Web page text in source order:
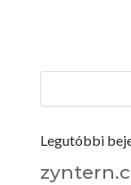
Legutóbbi